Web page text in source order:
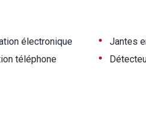
électronique • Jantes
téléphone •